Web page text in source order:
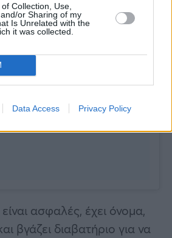
Collection, Use,
or Sharing of my
Is Unrelated with the
it was collected.
Data Access Privacy Policy
ασφαλές, έχει όνομα,
βγάζει διαβατήριο για να